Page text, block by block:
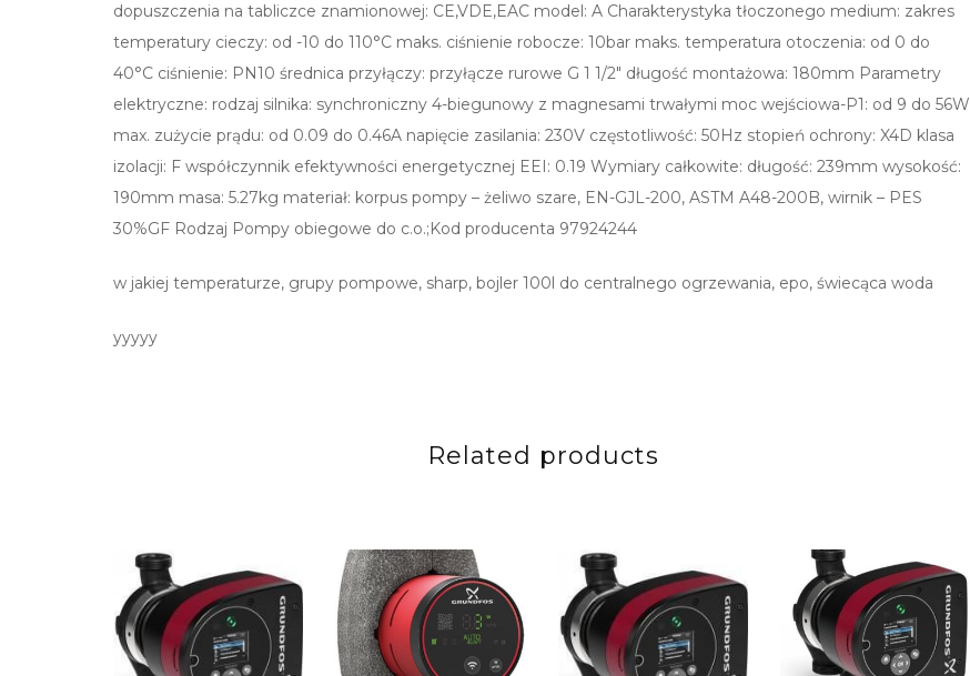
dopuszczenia na tabliczce znamionowej: CE,VDE,EAC model: A Charakterystyka tłoczonego medium: zakres
temperatury cieczy: od -10 do 110°C maks. ciśnienie robocze: 10bar maks. temperatura otoczenia: od 0 do
40°C ciśnienie: PN10 średnica przyłączy: przyłącze rurowe G 1 1/2″ długość montażowa: 180mm Parametry
elektryczne: rodzaj silnika: synchroniczny 4-biegunowy z magnesami trwałymi moc wejściowa-P1: od 9 do 56W
max. zużycie prądu: od 0.09 do 0.46A napięcie zasilania: 230V częstotliwość: 50Hz stopień ochrony: X4D klasa
izolacji: F współczynnik efektywności energetycznej EEI: 0.19 Wymiary całkowite: długość: 239mm wysokość:
190mm masa: 5.27kg materiał: korpus pompy – żeliwo szare, EN-GJL-200, ASTM A48-200B, wirnik – PES
30%GF Rodzaj Pompy obiegowe do c.o.;Kod producenta 97924244
w jakiej temperaturze, grupy pompowe, sharp, bojler 100l do centralnego ogrzewania, epo, świecąca woda
yyyyy
Related products